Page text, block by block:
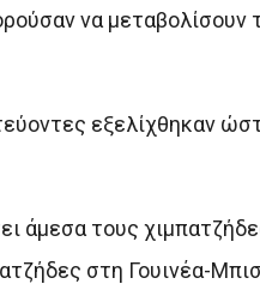
να
εξελίχθηκαν
άμεσα τους
στη Γουινέα-